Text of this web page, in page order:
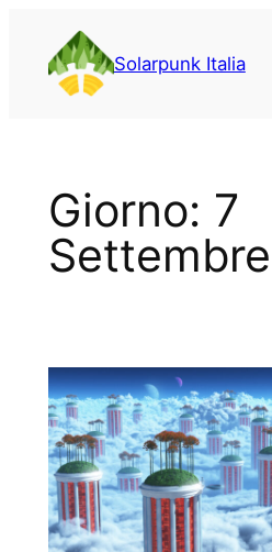
contenuto
Solarpunk Italia
Giorno: 7